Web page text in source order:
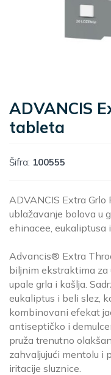
ADVANCIS
tableta
Šifra: 100555
ADVANCIS Extra
ublažavanje bolova u
ehinacee, eukaliptusa
Advancis® Extra
biljnim ekstraktima
upale grla i kašlja.
eukaliptus i beli slez,
kombinovani efekat
antiseptičko i
pruža trenutno
zahvaljujući mentolu i
iritacije sluznice.